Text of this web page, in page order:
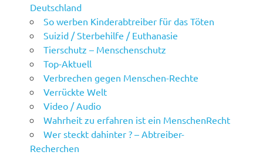
Deutschland
So werben Kinderabtreiber für das Töten
Suizid / Sterbehilfe / Euthanasie
Tierschutz – Menschenschutz
Top-Aktuell
Verbrechen gegen Menschen-Rechte
Verrückte Welt
Video / Audio
Wahrheit zu erfahren ist ein MenschenRecht
Wer steckt dahinter ? – Abtreiber-
Recherchen